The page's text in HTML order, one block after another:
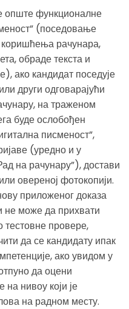
опште функционалне
(поседовање
рачунара,
обраде текста и
ако кандидат поседује
други одговарајући
на траженом
буде ослобођен
писменост”,
(уредно и у
на рачунару”), достави
овереној фотокопији.
приложеног доказа
не може да прихвати
тестовне провере,
да се кандидату ипак
ако увидом у
да оцени
нивоу који је
на радном месту.